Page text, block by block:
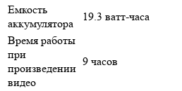
Емкость
аккумулятора
19.3 ватт-часа
Время работы
при
произведении
видео
9 часов